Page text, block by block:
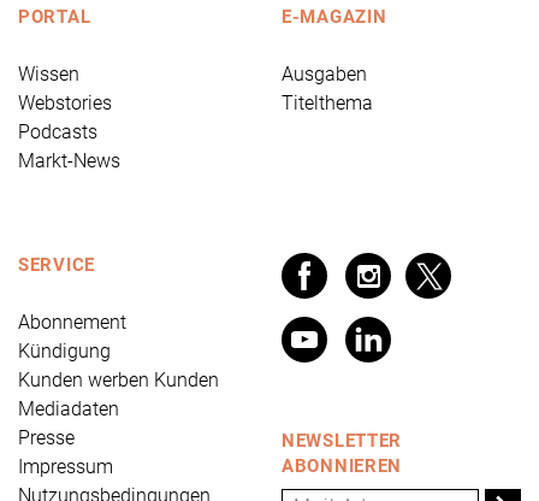
PORTAL
Wissen
Webstories
Podcasts
Markt-News
E-MAGAZIN
Ausgaben
Titelthema
SERVICE
Abonnement
Kündigung
Kunden werben Kunden
Mediadaten
Presse
Impressum
Nutzungsbedingungen
NEWSLETTER
ABONNIEREN